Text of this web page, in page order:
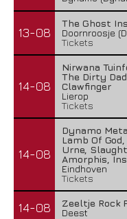
13-08
The Ghost
Doornroosje
Tickets
14-08
Nirwana
The Dirty
Clawfinger
Lierop
Tickets
14-08
Dynamo
Lamb Of
Urne,
Amorphis,
Eindhoven
Tickets
14-08
Zeeltje Rock
Deest